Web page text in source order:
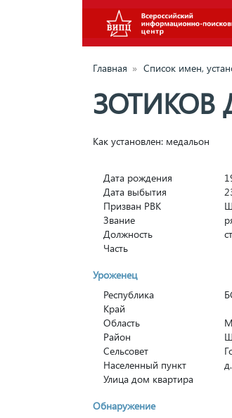
Главная » Список имен,
Как установлен: медальон
Дата рождения
Дата выбытия
Призван РВК
Звание
Должность
Часть
Уроженец
Республика
Край
Область
Район
Сельсовет
Населенный пункт
Улица дом квартира
Обнаружение